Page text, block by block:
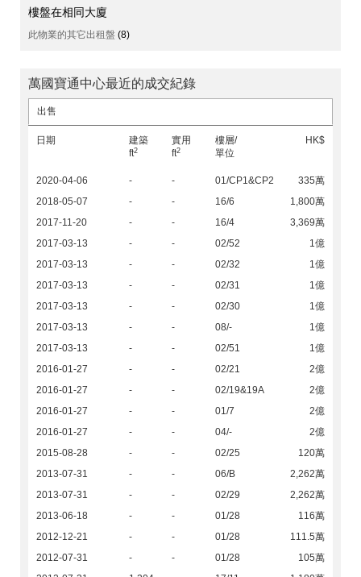
樓盤在相同大廈
此物業的其它出租盤 (8)
萬國寶通中心最近的成交紀錄
出售
日期
建築
ft2
實用
ft2
樓層/
單位
HK$
2020-04-06 - - 01/CP1&CP2
335萬
2018-05-07
- - 16/6
1,800萬
2017-11-20
- - 16/4
3,369萬
2017-03-13
- - 02/52
1億
2017-03-13
- - 02/32
1億
2017-03-13
- - 02/31
1億
2017-03-13
- - 02/30
1億
2017-03-13
- - 08/-
1億
2017-03-13
- - 02/51
1億
2016-01-27
- - 02/21
2億
2016-01-27
- - 02/19&19A
2億
2016-01-27
- - 01/7
2億
2016-01-27
- - 04/-
2億
2015-08-28
- - 02/25
120萬
2013-07-31
- - 06/B
2,262萬
2013-07-31
- - 02/29
2,262萬
2013-06-18
- - 01/28
116萬
2012-12-21
- - 01/28
111.5萬
2012-07-31
- - 01/28
105萬